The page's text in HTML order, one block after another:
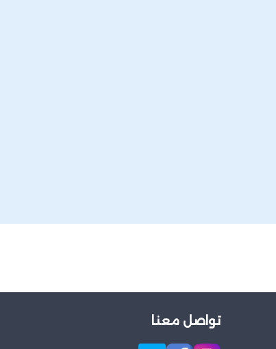
تواصل معنا